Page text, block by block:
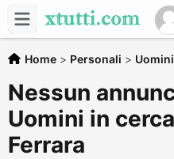
Home > Personali >
Nessun
Uomini in
Ferrara